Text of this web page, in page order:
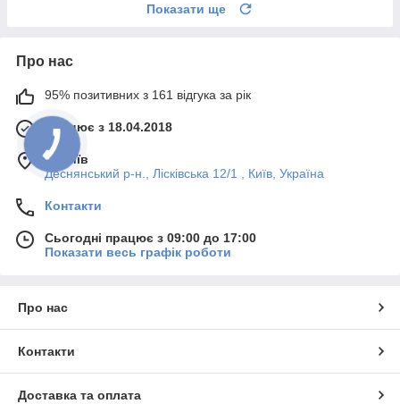
Показати ще
Про нас
95% позитивних з 161 відгука за рік
Працює з 18.04.2018
м. Київ
Деснянський р-н., Лісківська 12/1 , Київ, Україна
Контакти
Сьогодні працює з 09:00 до 17:00
Показати весь графік роботи
Про нас
Контакти
Доставка та оплата